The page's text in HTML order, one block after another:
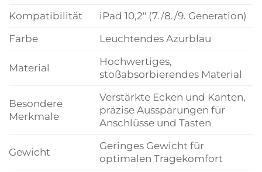
Kompatibilität
iPad 10,2″ (7./8./9. Generation)
Farbe
Leuchtendes Azurblau
Material
Hochwertiges,
stoßabsorbierendes Material
Besondere
Merkmale
Verstärkte Ecken und Kanten,
präzise Aussparungen für
Anschlüsse und Tasten
Gewicht
Geringes Gewicht für
optimalen Tragekomfort